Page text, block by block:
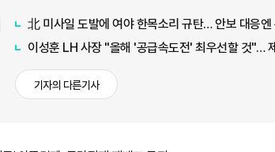
北 미사일 도발에 여야 한목소리 규탄… 안보 대응엔
이성훈 LH 사장 "올해 '공급속도전' 최우선할 것"…
기자의 다른기사